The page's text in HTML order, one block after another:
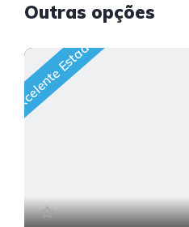
Outras opções
Excelente Estado